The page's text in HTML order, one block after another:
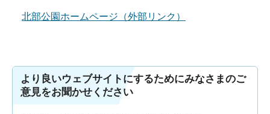
北部公園ホームページ（外部リンク）
より良いウェブサイトにするためにみなさまのご
意見をお聞かせください